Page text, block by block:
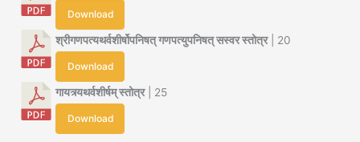
Download
श्रीगणपत्यथर्वशीर्षोपनिषत् गणपत्युपनिषत् सस्वर स्तोत्र| 20
Download
गायत्र्यथर्वशीर्षम् स्तोत्र| 25
Download